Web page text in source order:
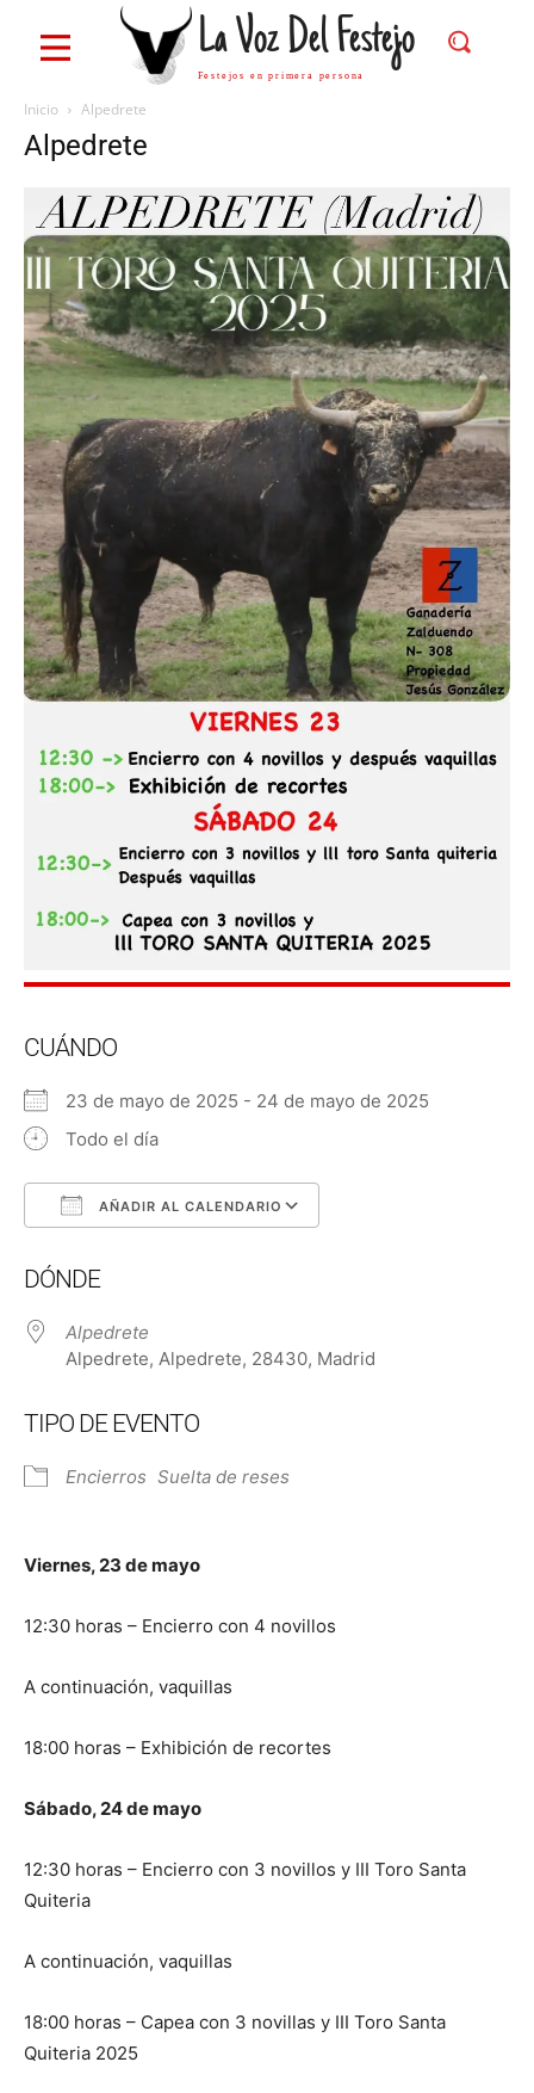
La Voz Del Festejo
Festejos en primera persona
Inicio Alpedrete
Alpedrete
CUÁNDO
23 de mayo de 2025 - 24 de mayo de 2025
Todo el día
AÑADIR AL CALENDARIO
DÓNDE
Alpedrete
Alpedrete, Alpedrete, 28430, Madrid
TIPO DE EVENTO
Encierros Suelta de reses
Viernes, 23 de mayo
12:30 horas – Encierro con 4 novillos
A continuación, vaquillas
18:00 horas – Exhibición de recortes
Sábado, 24 de mayo
12:30 horas – Encierro con 3 novillos y III Toro Santa
Quiteria
A continuación, vaquillas
18:00 horas – Capea con 3 novillas y III Toro Santa
Quiteria 2025